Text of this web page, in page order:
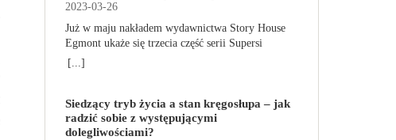
2023-03-26
Już w maju nakładem wydawnictwa Story House
Egmont ukaże się trzecia część serii Supersi
scenarzysty Frederic Maupome. Ten tom nosi tytuł
obdarzone supermocami i wspomagane przez
robota o imieniu Al. Są rozdarte między chęcią
prowadzenia normalnego życia wśród ludzi a
[...]
Siedzący tryb życia a stan kręgosłupa – jak
radzić sobie z występującymi
dolegliwościami?